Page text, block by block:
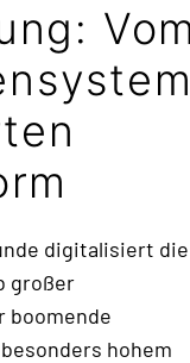
digitalisiert die
großer
boomende
hohem